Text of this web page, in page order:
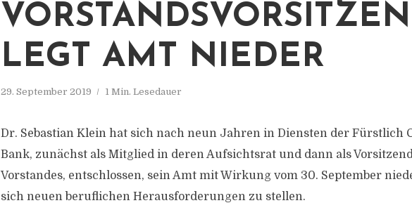
LEGT AMT NIEDER
29. September 2019 1 Min. Lesedauer
Dr. Sebastian Klein hat sich nach neun Jahren in Diensten der Fürstlich
Bank, zunächst als Mitglied in deren Aufsichtsrat und dann als
Vorstandes, entschlossen, sein Amt mit Wirkung vom 30. September
sich neuen beruflichen Herausforderungen zu stellen.